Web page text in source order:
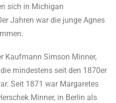
sich in Michigan
Jahren war die junge Agnes
Kaufmann Simson Minner,
mindestens seit den 1870er
Seit 1871 war Margaretes
Minner, in Berlin als